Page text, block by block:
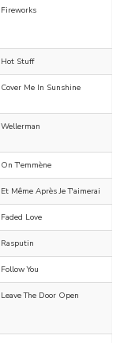
Fireworks
Hot Stuff
Cover Me In Sunshine
Wellerman
On T'emmène
Et Même Après Je T'aimerai
Faded Love
Rasputin
Follow You
Leave The Door Open